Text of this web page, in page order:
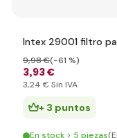
Intex 29001 filtro
3,93 €
9,98 €(-61 %)
3,24 € Sin IVA
+ 3 puntos
En stock > 5 piezas